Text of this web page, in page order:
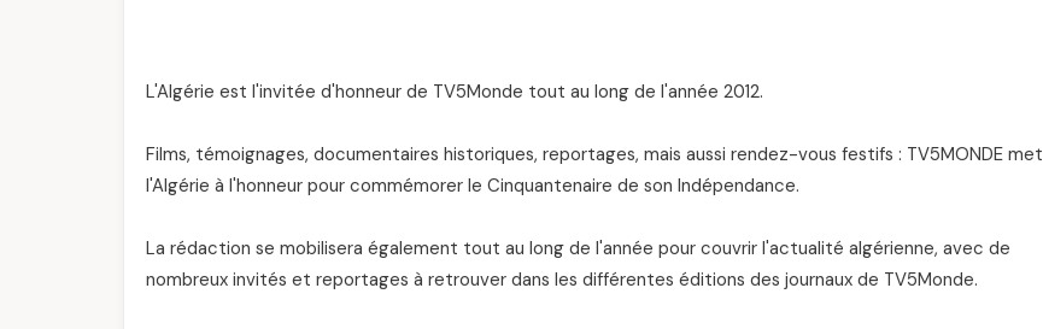
L'Algérie est l'invitée d'honneur de TV5Monde tout au long de l'année 2012.
Films, témoignages, documentaires historiques, reportages, mais aussi rendez-vous festifs : TV5MONDE met
l'Algérie à l'honneur pour commémorer le Cinquantenaire de son Indépendance.
La rédaction se mobilisera également tout au long de l'année pour couvrir l'actualité algérienne, avec de
nombreux invités et reportages à retrouver dans les différentes éditions des journaux de TV5Monde.